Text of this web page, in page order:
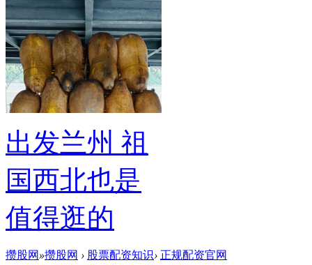
出发兰州 祖
国西北也是
值得逛的
攒股网 »攒股网 › 股票配资知识› 正规配资官网